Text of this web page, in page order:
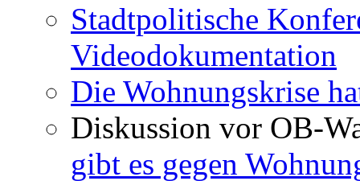
Stadtpolitische
Videodokumentation
Die Wohnungskrise
Diskussion vor OB-
gibt es gegen